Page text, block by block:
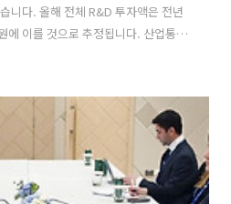
니다. 올해 전체 R&D 투자액은 전년
에 이를 것으로 추정됩니다. 산업통상
은 이같은 내용의 2021년과 2022년
업의 투자액은 지난 10년간 꾸준히 증
60조 4000억원을 기록했습니다. 전
년 3.4%에서 지난해에는 8.9%로
습니다. 산업별로는 제조업이 52조